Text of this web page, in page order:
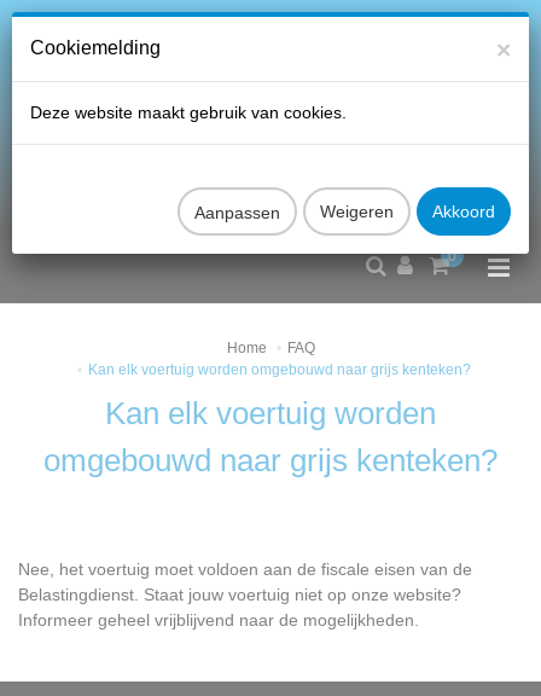
0
Home
FAQ
Kan elk voertuig worden omgebouwd naar grijs kenteken?
Kan elk voertuig worden
omgebouwd naar grijs kenteken?
Nee, het voertuig moet voldoen aan de fiscale eisen van de
Belastingdienst. Staat jouw voertuig niet op onze website?
Informeer geheel vrijblijvend naar de mogelijkheden.
×
Cookiemelding
Deze website maakt gebruik van cookies.
Aanpassen